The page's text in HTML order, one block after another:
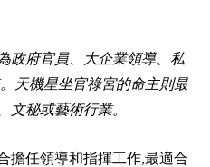
政府官員、大企業領導、私
天機星坐官祿宮的命主則最
文秘或藝術行業。
擔任領導和指揮工作,最適合